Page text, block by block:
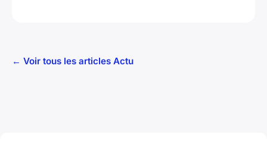
← Voir tous les articles Actu